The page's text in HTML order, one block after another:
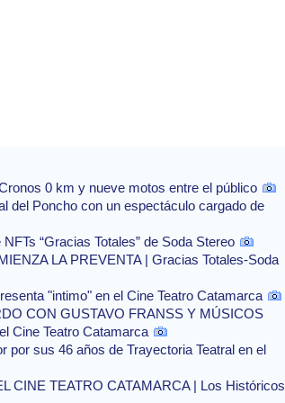
0 km y nueve motos entre el público
del Poncho con un espectáculo cargado de
“Gracias Totales” de Soda Stereo
LA PREVENTA | Gracias Totales-Soda
"intimo" en el Cine Teatro Catamarca
CON GUSTAVO FRANSS Y MÚSICOS
Cine Teatro Catamarca
por sus 46 años de Trayectoria Teatral en el
CINE TEATRO CATAMARCA | Los Históricos